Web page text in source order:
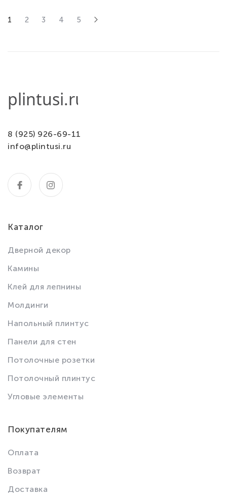
1 2 3 4 5
8 (925) 926-69-11
info@plintusi.ru
Каталог
Дверной декор
Камины
Клей для лепнины
Молдинги
Напольный плинтус
Панели для стен
Потолочные розетки
Потолочный плинтус
Угловые элементы
Покупателям
Оплата
Возврат
Доставка